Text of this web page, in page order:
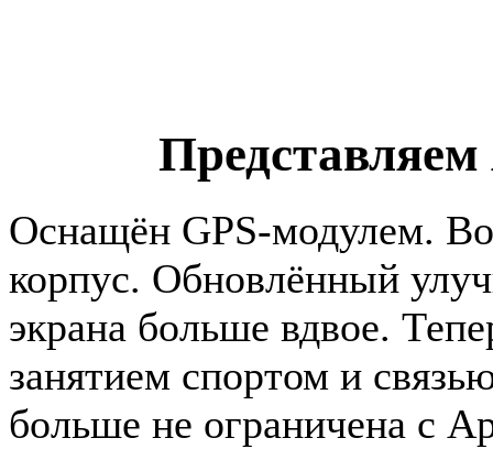
Оснащён GPS‑модулем.
корпус. Обновлённый
экрана больше вдвое.
занятием спортом и
больше не ограничена с